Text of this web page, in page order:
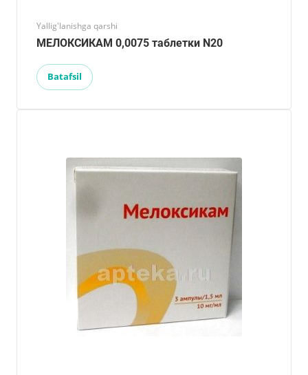
Yallig'lanishga qarshi
МЕЛОКСИКАМ 0,0075 таблетки N20
Batafsil